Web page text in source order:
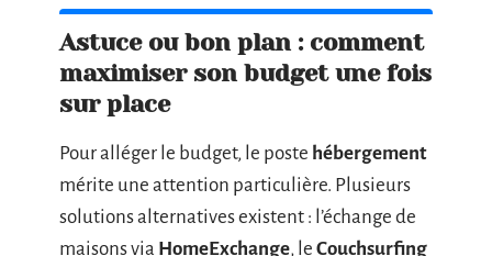
Astuce ou bon plan : comment
maximiser son budget une fois
sur place
Pour alléger le budget, le poste hébergement
mérite une attention particulière. Plusieurs
solutions alternatives existent : l’échange de
maisons via HomeExchange, le Couchsurfing